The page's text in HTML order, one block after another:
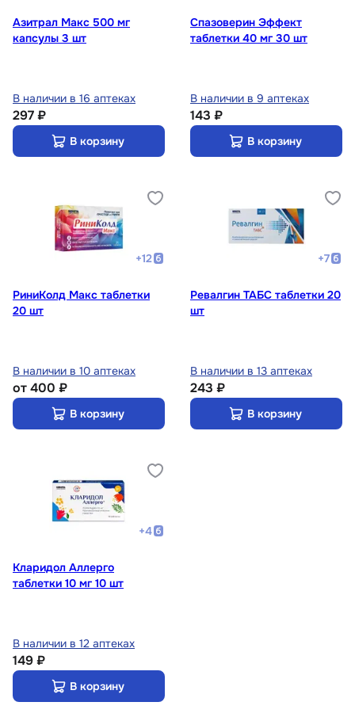
Азитрал Макс 500 мг
капсулы 3 шт
В наличии в 16 аптеках
297 ₽
В корзину
Спазоверин Эффект
таблетки 40 мг 30 шт
В наличии в 9 аптеках
143 ₽
В корзину
+12
РиниКолд Макс таблетки
20 шт
В наличии в 10 аптеках
от400 ₽
В корзину
+7
Ревалгин ТАБС таблетки 20
шт
В наличии в 13 аптеках
243 ₽
В корзину
+4
Кларидол Аллерго
таблетки 10 мг 10 шт
В наличии в 12 аптеках
149 ₽
В корзину